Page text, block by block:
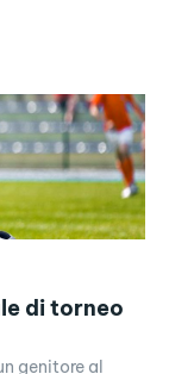
di torneo
genitore al